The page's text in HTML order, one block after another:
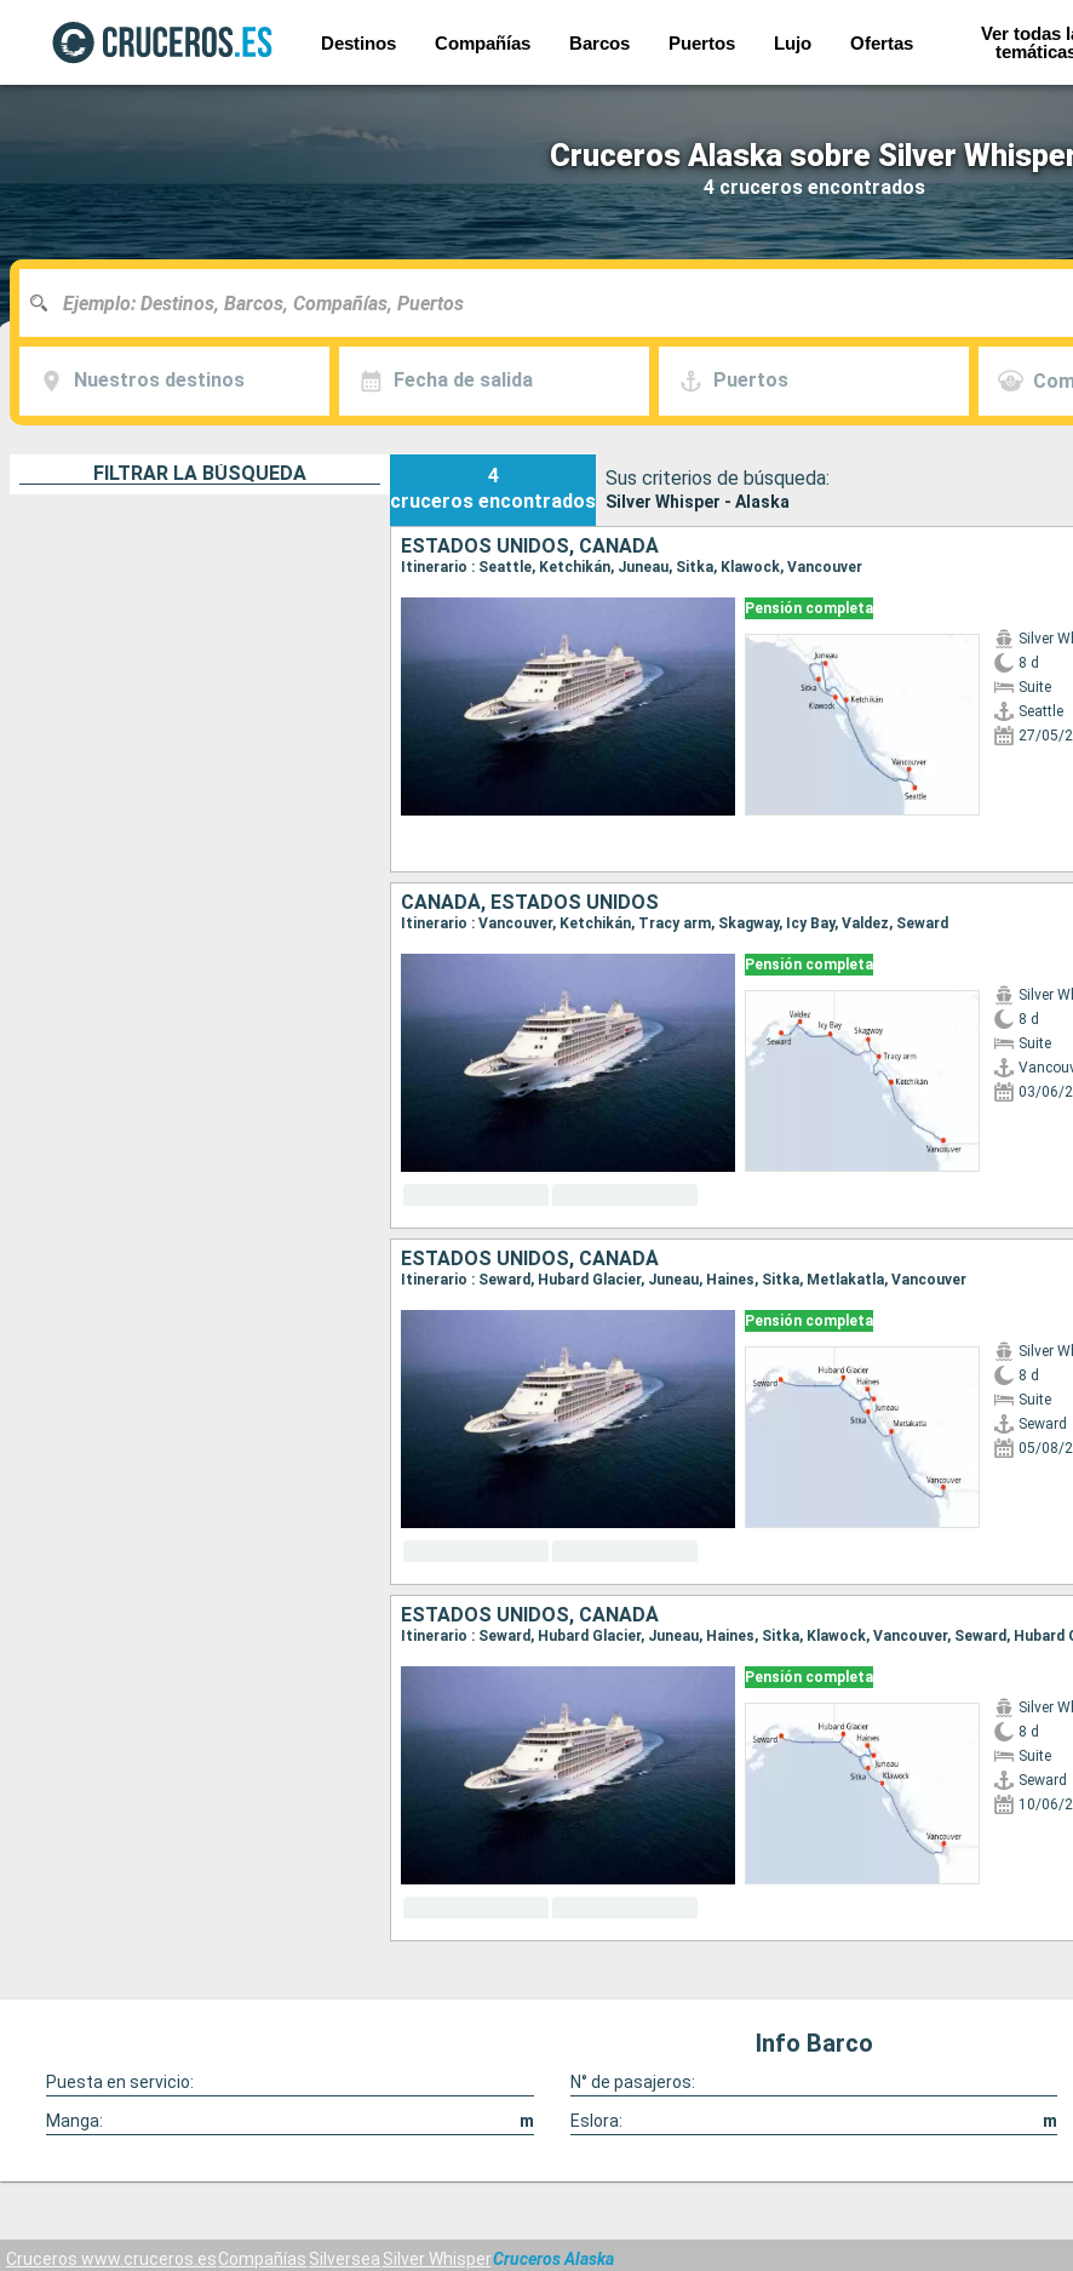
Destinos Compañías Barcos Puertos Lujo Ofertas
Ver todas
Cruceros Alaska sobre Silver
4 cruceros encontrados
Nuestros destinos Fecha de salida Puertos
FILTRAR LA BÚSQUEDA
4
cruceros encontrados
Sus criterios de búsqueda:
Silver Whisper - Alaska
ESTADOS UNIDOS, CANADÁ
Itinerario : Seattle, Ketchikán, Juneau, Sitka, Klawock, Vancouver
Pensión completa
Silver
8 d
Suite
Seattle
27/05/
CANADÁ, ESTADOS UNIDOS
Itinerario : Vancouver, Ketchikán, Tracy arm, Skagway, Icy Bay, Valdez, Seward
Pensión completa
Silver
8 d
Suite
03/06/
ESTADOS UNIDOS, CANADÁ
Itinerario : Seward, Hubard Glacier, Juneau, Haines, Sitka, Metlakatla, Vancouver
Pensión completa
Silver
8 d
Suite
Seward
05/08/
ESTADOS UNIDOS, CANADÁ
Pensión completa
Silver
8 d
Suite
Seward
10/06/
Info Barco
Puesta en servicio: N° de pasajeros:
Manga:
m Eslora: m
Cruceros www.cruceros.esCompañías Silversea Silver WhisperCruceros Alaska